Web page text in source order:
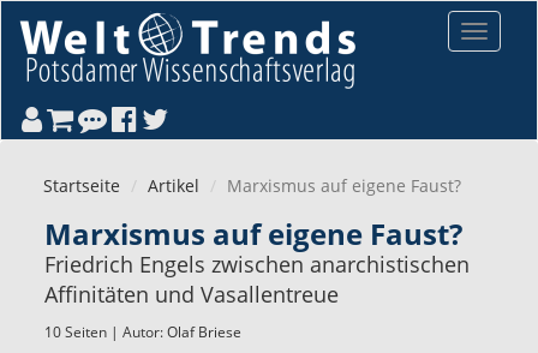
Toggle
Startseite Artikel Marxismus auf eigene Faust?
Marxismus auf eigene Faust?
Friedrich Engels zwischen anarchistischen
Affinitäten und Vasallentreue
10 Seiten | Autor:Olaf Briese